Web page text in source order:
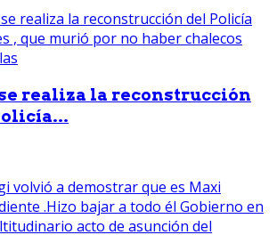
realiza la reconstrucción